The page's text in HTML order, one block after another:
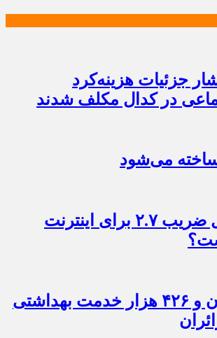
جزئیات هزینه‌کرد
در کدال مکلف شدند
می‌شود
ماجرای اعمال ضریب ۲.۷ برای اینترنت
ارائه دو میلیون و ۴۲۶ هزار خدمت بهداشتی